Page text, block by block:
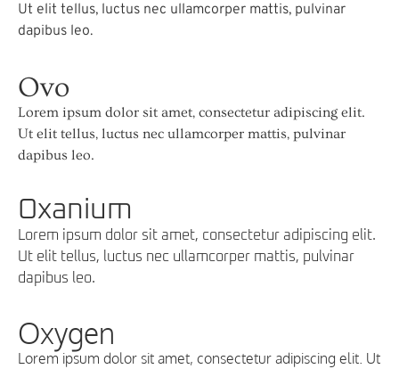
Ut elit tellus, luctus nec ullamcorper mattis, pulvinar
dapibus leo.
Ovo
Lorem ipsum dolor sit amet, consectetur adipiscing elit.
Ut elit tellus, luctus nec ullamcorper mattis, pulvinar
dapibus leo.
Oxanium
Lorem ipsum dolor sit amet, consectetur adipiscing elit.
Ut elit tellus, luctus nec ullamcorper mattis, pulvinar
dapibus leo.
Oxygen
Lorem ipsum dolor sit amet, consectetur adipiscing elit. Ut